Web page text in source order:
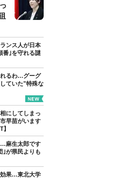
ンス人が日本
番｣を守れる謎
れるわ…グーグ
ていた"特殊な
にしてしまっ
早苗がいます
麻生太郎です
｣が県民よりも
効果…東北大学